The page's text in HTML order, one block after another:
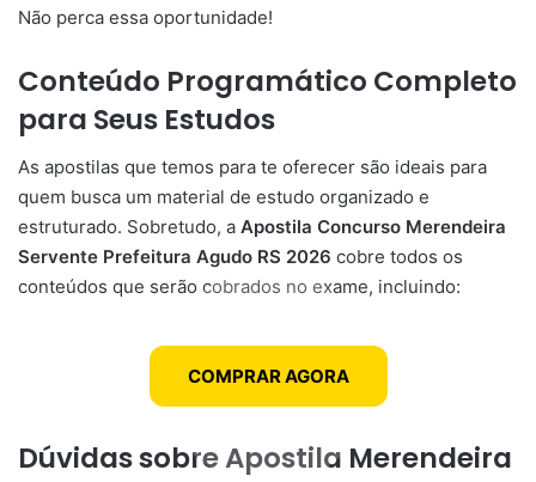
Não perca essa oportunidade!
Conteúdo Programático Completo
para Seus Estudos
As apostilas que temos para te oferecer são ideais para
quem busca um material de estudo organizado e
estruturado. Sobretudo, a Apostila Concurso Merendeira
Servente Prefeitura Agudo RS 2026 cobre todos os
conteúdos que serão cobrados no exame, incluindo:
COMPRAR AGORA
Dúvidas sobre Apostila Merendeira